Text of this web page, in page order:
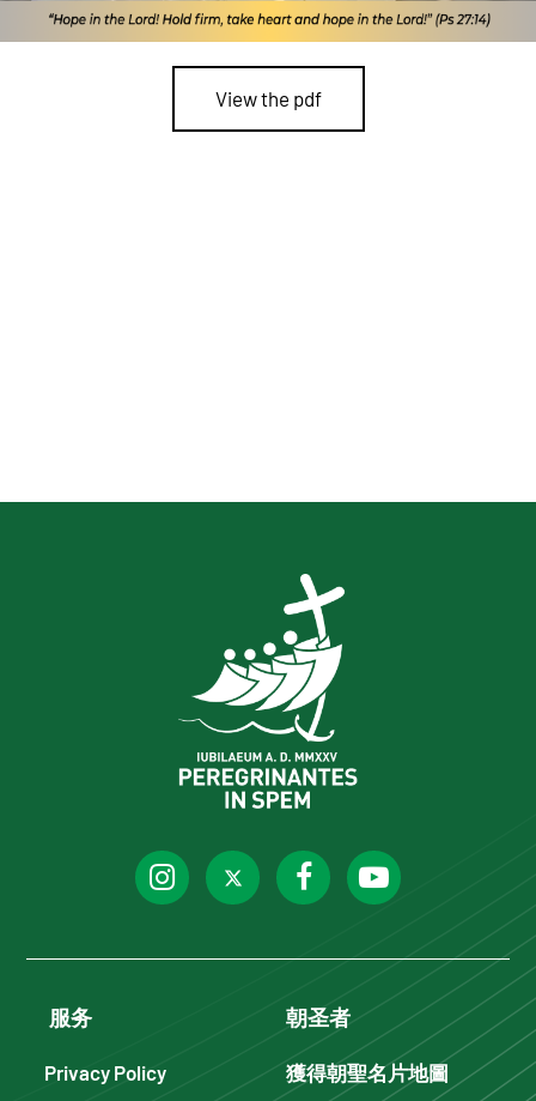
View the pdf
服务
Privacy Policy
朝圣者
獲得朝聖名片地圖